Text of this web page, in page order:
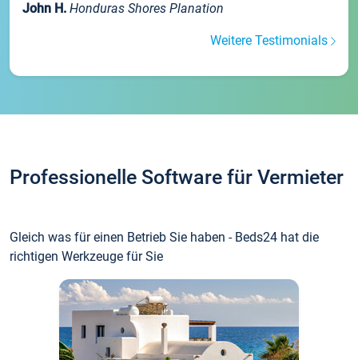
John H. Honduras Shores Planation
Weitere Testimonials
Professionelle Software für Vermieter
Gleich was für einen Betrieb Sie haben - Beds24 hat die
richtigen Werkzeuge für Sie